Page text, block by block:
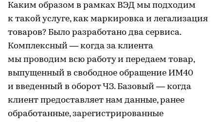
Каким образом в рамках ВЭД мы подходим
к такой услуге, как маркировка и легализация
товаров? Было разработано два сервиса.
Комплексный — когда за клиента
мы проводим всю работу и передаем товар,
выпущенный в свободное обращение ИМ40
и введенный в оборот ЧЗ. Базовый — когда
клиент предоставляет нам данные, ранее
обработанные, зарегистрированные